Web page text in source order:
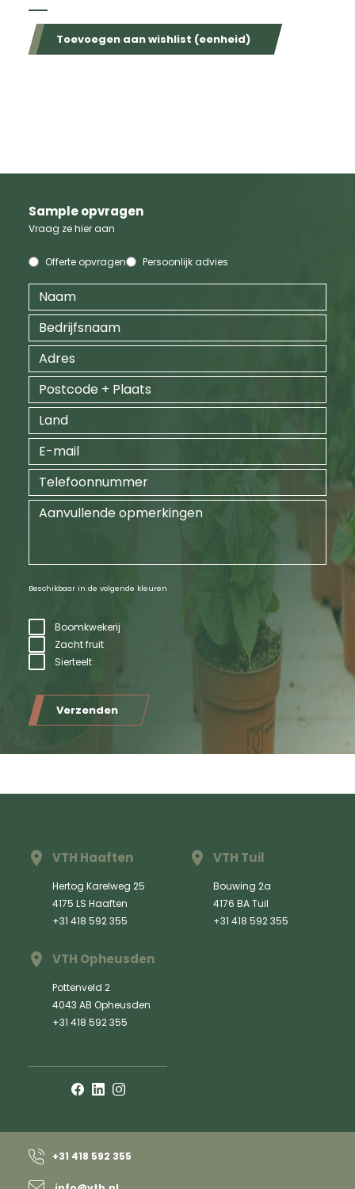
Toevoegen aan wishlist (eenheid)
Sample opvragen
Vraag ze hier aan
Offerte opvragen Persoonlijk advies
Beschikbaar in de volgende kleuren
Boomkwekerij
Zacht fruit
Sierteelt
Verzenden
VTH Haaften
Hertog Karelweg 25
4175 LS Haaften
+31 418 592 355
VTH Tuil
Bouwing 2a
4176 BA Tuil
+31 418 592 355
VTH Opheusden
Pottenveld 2
4043 AB Opheusden
+31 418 592 355
+31 418 592 355